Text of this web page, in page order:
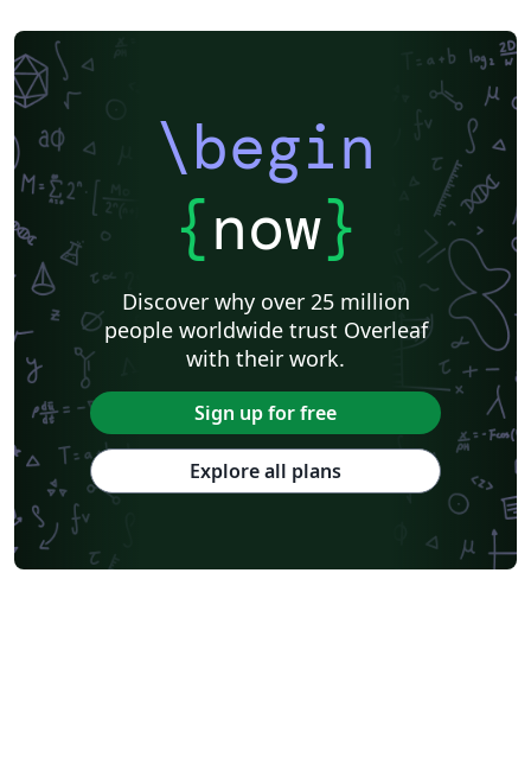
\begin
{now}
Discover why over 25 million
people worldwide trust Overleaf
with their work.
Sign up for free
Explore all plans